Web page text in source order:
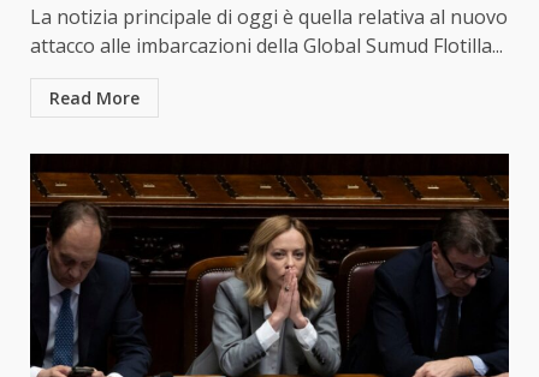
La notizia principale di oggi è quella relativa al nuovo
attacco alle imbarcazioni della Global Sumud Flotilla...
Read More